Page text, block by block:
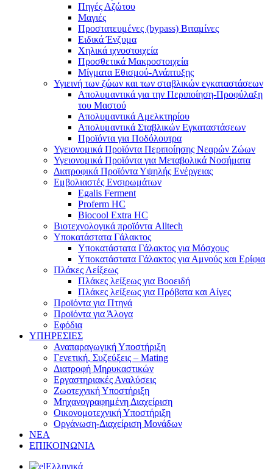
Πηγές Αζώτου
Μαγιές
Προστατευμένες (bypass) Βιταμίνες
Ειδικά Ένζυμα
Χηλικά ιχνοστοιχεία
Προσθετικά Μακροστοιχεία
Μίγματα Εθισμού-Ανάπτυξης
Υγιεινή των ζώων και των σταβλικών εγκαταστάσεων
Απολυμαντικά για την Περιποίηση-Προφύλαξη
του Μαστού
Απολυμαντικά Αμελκτηρίου
Απολυμαντικά Σταβλικών Εγκαταστάσεων
Προϊόντα για Ποδόλουτρα
Υγειονομικά Προϊόντα Περιποίησης Νεαρών Ζώων
Υγειονομικά Προϊόντα για Μεταβολικά Νοσήματα
Διατροφικά Προϊόντα Υψηλής Ενέργειας
Εμβολιαστές Ενσιρωμάτων
Egalis Ferment
Proferm HC
Biocool Extra HC
Βιοτεχνολογικά προϊόντα Alltech
Υποκατάστατα Γάλακτος
Υποκατάστατα Γάλακτος για Μόσχους
Υποκατάστατα Γάλακτος για Αμνούς και Ερίφια
Πλάκες Λείξεως
Πλάκες λείξεως για Βοοειδή
Πλάκες λείξεως για Πρόβατα και Αίγες
Προϊόντα για Πτηνά
Προϊόντα για Άλογα
Εφόδια
ΥΠΗΡΕΣΙΕΣ
Αναπαραγωγική Υποστήριξη
Γενετική, Συζεύξεις – Mating
Διατροφή Μηρυκαστικών
Εργαστηριακές Αναλύσεις
Ζωοτεχνική Υποστήριξη
Μηχανογραφημένη Διαχείριση
Οικονομοτεχνική Υποστήριξη
Οργάνωση-Διαχείριση Μονάδων
ΝΕΑ
ΕΠΙΚΟΙΝΩΝΙΑ
Ελληνικά